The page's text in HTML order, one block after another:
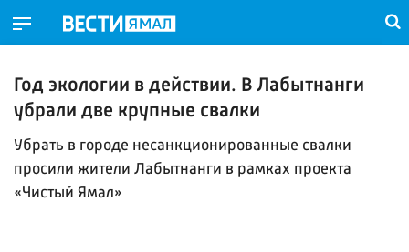
Год экологии в действии. В Лабытнанги
убрали две крупные свалки
Убрать в городе несанкционированные свалки
просили жители Лабытнанги в рамках проекта
«Чистый Ямал»